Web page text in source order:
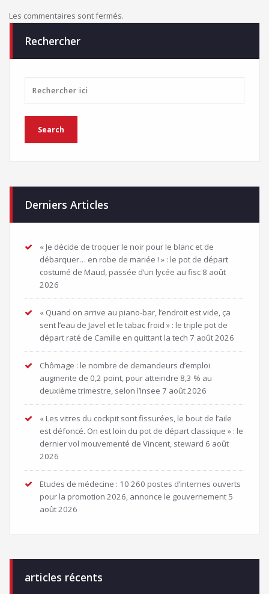
Les commentaires sont fermés.
Rechercher
Derniers Articles
« Je décide de troquer le noir pour le blanc et de
débarquer… en robe de mariée ! » : le pot de départ
costumé de Maud, passée d’un lycée au fisc 8 août
2026
« Quand on arrive au piano-bar, l’endroit est vide, ça
sent l’eau de Javel et le tabac froid » : le triple pot de
départ raté de Camille en quittant la tech 7 août 2026
Chômage : le nombre de demandeurs d’emploi
augmente de 0,2 point, pour atteindre 8,3 % au
deuxième trimestre, selon l’Insee 7 août 2026
« Les vitres du cockpit sont fissurées, le bout de l’aile
est défoncé. On est loin du pot de départ classique » : le
dernier vol mouvementé de Vincent, steward 6 août
2026
Etudes de médecine : 10 260 postes d’internes ouverts
pour la promotion 2026, annonce le gouvernement 5
août 2026
articles récents